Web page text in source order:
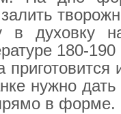
в духовку
180-190
приготовится
нужно
в форме.